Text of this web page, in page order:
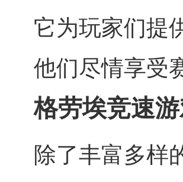
它为玩家们提
他们尽情享受
格劳埃竞速
除了丰富多样